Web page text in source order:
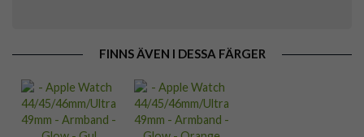
FINNS ÄVEN I DESSA FÄRGER